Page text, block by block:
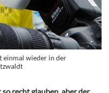
einmal wieder in der